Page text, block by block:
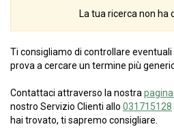
La tua ricerca non ha
Ti consigliamo di controllare
prova a cercare un termine più
Contattaci attraverso la nostra
nostro Servizio Clienti allo 031715128
hai trovato, ti sapremo consigliare.